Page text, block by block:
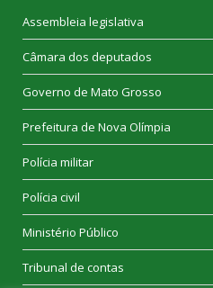
Assembleia legislativa
Câmara dos deputados
Governo de Mato Grosso
Prefeitura de Nova Olímpia
Polícia militar
Polícia civil
Ministério Público
Tribunal de contas